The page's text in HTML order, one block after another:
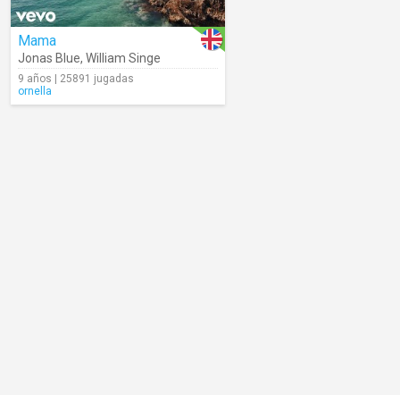
Mama
Jonas Blue, William Singe
9 años | 25891 jugadas
ornella